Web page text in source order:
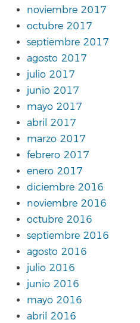
noviembre 2017
octubre 2017
septiembre 2017
agosto 2017
julio 2017
junio 2017
mayo 2017
abril 2017
marzo 2017
febrero 2017
enero 2017
diciembre 2016
noviembre 2016
octubre 2016
septiembre 2016
agosto 2016
julio 2016
junio 2016
mayo 2016
abril 2016